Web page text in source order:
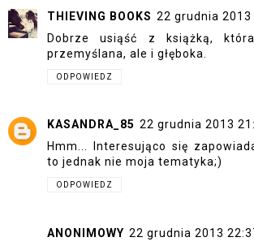
THIEVING BOOKS 22 grudnia 2013
Dobrze usiąść z książką,
przemyślana, ale i głęboka.
ODPOWIEDZ
KASANDRA_85 22 grudnia 2013
Hmm... Interesująco się
to jednak nie moja tematyka;)
ODPOWIEDZ
ANONIMOWY 22 grudnia 2013